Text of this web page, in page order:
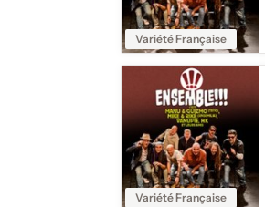
Variété Française
Variété Française